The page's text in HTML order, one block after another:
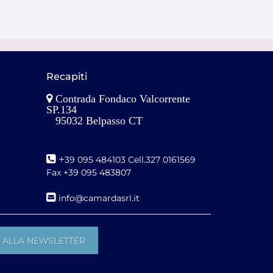
Recapiti
Contrada Fondaco Valcorrente
SP.134
95032 Belpasso CT
+39 095 484103 Cell.327 0161569
Fax +39 095 483807
info@camardasrl.it